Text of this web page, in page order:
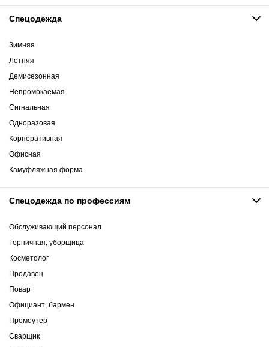
Спецодежда
Зимняя
Летняя
Демисезонная
Непромокаемая
Сигнальная
Одноразовая
Корпоративная
Офисная
Камуфляжная форма
Спецодежда по профессиям
Обслуживающий персонал
Горничная, уборщица
Косметолог
Продавец
Повар
Официант, бармен
Промоутер
Сварщик